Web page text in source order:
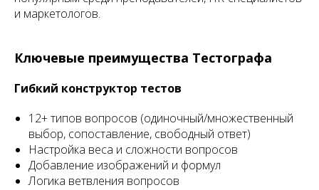
и маркетологов.
Ключевые преимущества Тестографа
Гибкий конструктор тестов
12+ типов вопросов (одиночный/множественный
выбор, сопоставление, свободный ответ)
Настройка веса и сложности вопросов
Добавление изображений и формул
Логика ветвления вопросов